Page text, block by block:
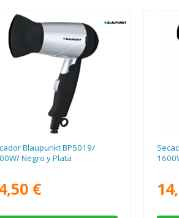
Blaupunkt BP5019/
Negro y Plata
€